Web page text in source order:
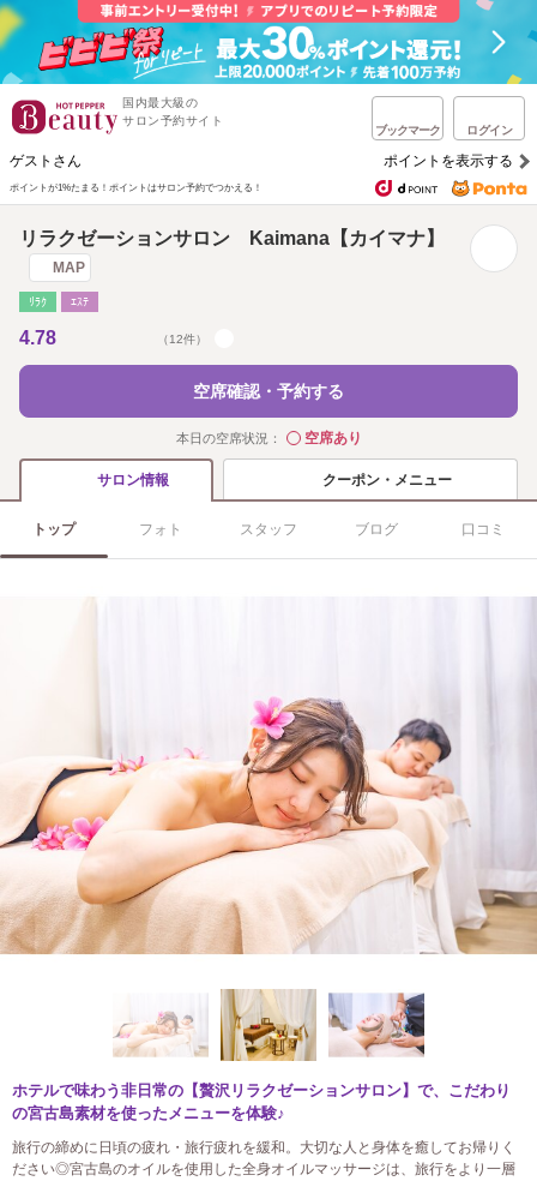
国内最大級の
サロン予約サイト
ブックマーク ログイン
ゲストさん ポイントを表示する
ポイントが1%たまる！ ポイントはサロン予約でつかえる！
リラクゼーションサロン Kaimana【カイマナ】
MAP
ﾘﾗｸ ｴｽﾃ
4.78 （12件）
空席確認・予約する
本日の空席状況： ◯空席あり
サロン情報 クーポン・メニュー
トップ フォト スタッフ ブログ 口コミ
ホテルで味わう非日常の【贅沢リラクゼーションサロン】で、こだわり
の宮古島素材を使ったメニューを体験♪
旅行の締めに日頃の疲れ・旅行疲れを緩和。大切な人と身体を癒してお帰りく
ださい◎宮古島のオイルを使用した全身オイルマッサージは、旅行をより一層